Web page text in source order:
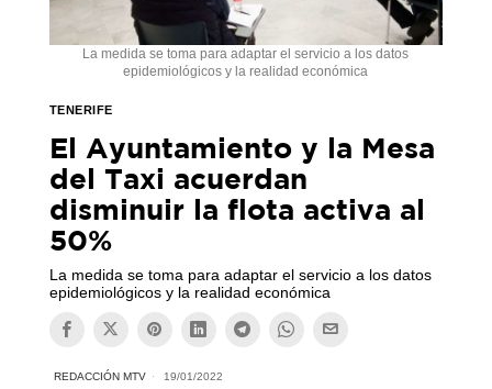
La medida se toma para adaptar el servicio a los datos
epidemiológicos y la realidad económica
TENERIFE
El Ayuntamiento y la Mesa
del Taxi acuerdan
disminuir la flota activa al
50%
La medida se toma para adaptar el servicio a los datos
epidemiológicos y la realidad económica
REDACCIÓN MTV 19/01/2022